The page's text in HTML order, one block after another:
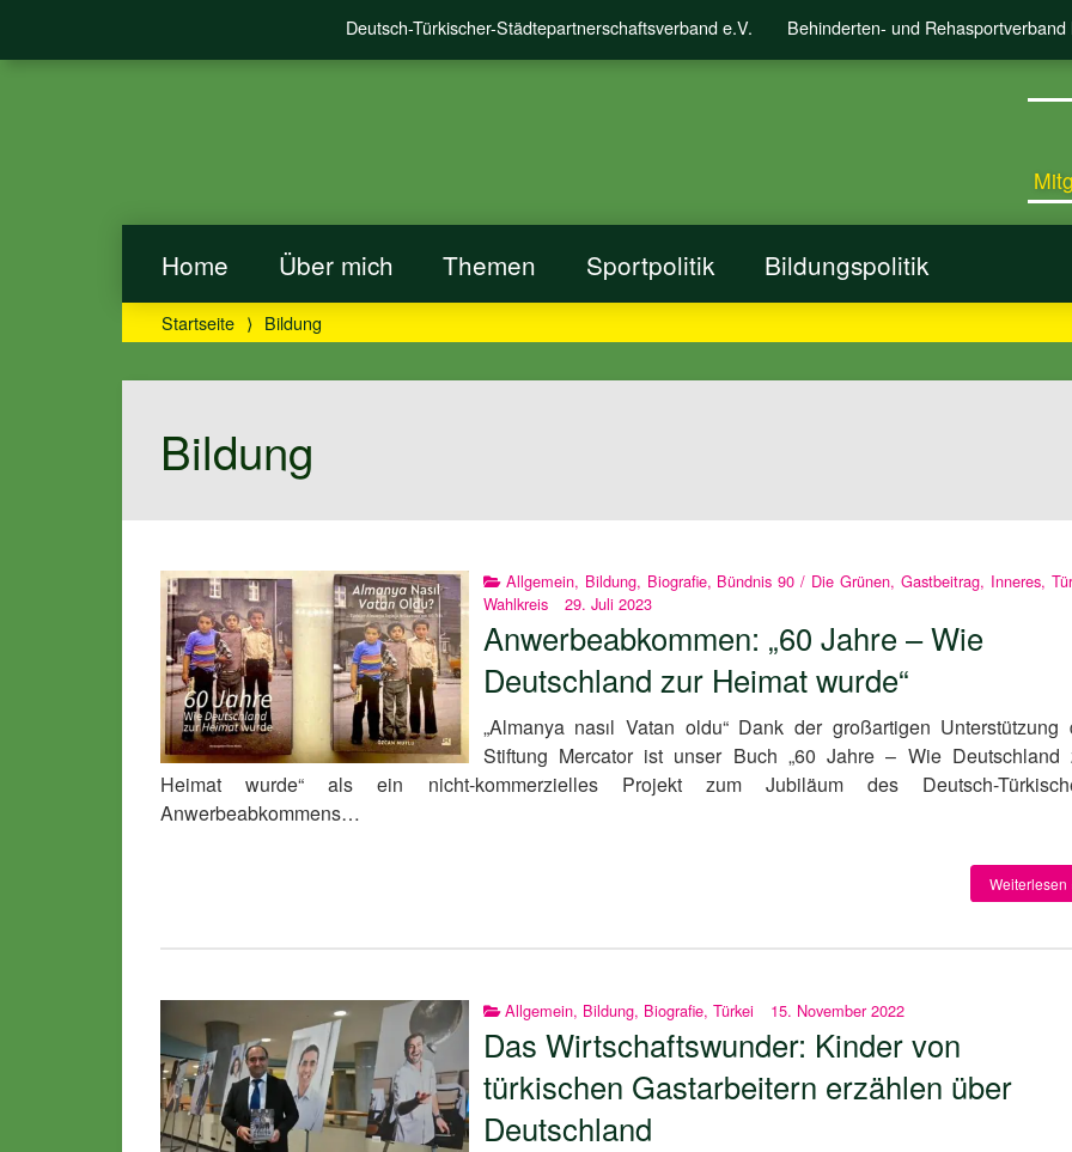
Deutsch-Türkischer-Städtepartnerschaftsverband e.V. Behinderten- und Rehasportverband
Home Über mich Themen Sportpolitik Bildungspolitik
Startseite ⟩ Bildung
Bildung
Allgemein, Bildung, Biografie, Bündnis 90 / Die Grünen,Gastbeitrag, Inneres,
Wahlkreis
29. Juli 2023
Anwerbeabkommen: „60 Jahre – Wie
Deutschland zur Heimat wurde“
„Almanya nasıl Vatan oldu“ Dank der großartigen Unterstützung
Stiftung Mercator ist unser Buch „60 Jahre – Wie Deutschland
Heimat wurde“ als ein nicht-kommerzielles Projekt zum Jubiläum des Deutsch-
Anwerbeabkommens…
Weiterlesen
Allgemein, Bildung, Biografie, Türkei 15. November 2022
Das Wirtschaftswunder: Kinder von
türkischen Gastarbeitern erzählen über
Deutschland